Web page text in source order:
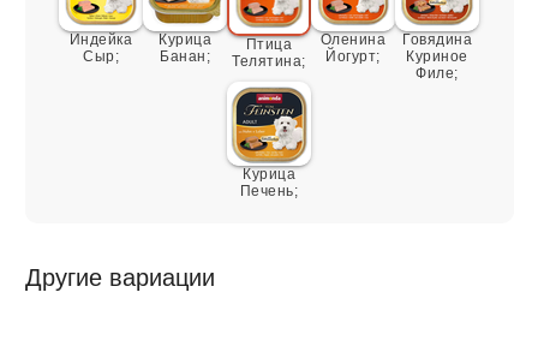
Индейка
Сыр;
Курица
Банан;
Птица
Телятина;
Оленина
Йогурт;
Говядина
Куриное
Филе;
Курица
Печень;
Другие вариации